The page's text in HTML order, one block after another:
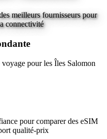
meilleurs fournisseurs pour
connectivité
voyage pourles Îles Salomon
pour comparer des eSIM
qualité-prix